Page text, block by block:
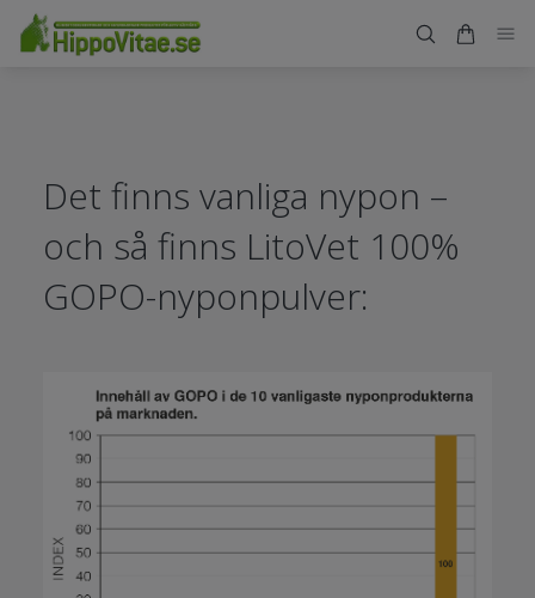
Det finns vanliga nypon –
och så finns LitoVet 100%
GOPO-nyponpulver: